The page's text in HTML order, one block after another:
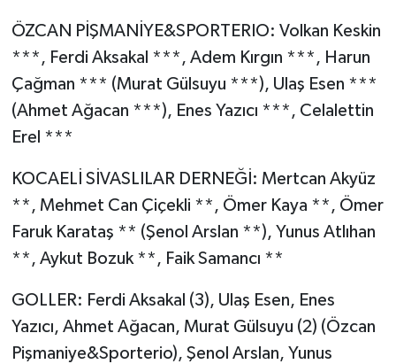
ÖZCAN PİŞMANİYE&SPORTERIO: Volkan Keskin
***, Ferdi Aksakal ***, Adem Kırgın ***, Harun
Çağman *** (Murat Gülsuyu ***), Ulaş Esen ***
(Ahmet Ağacan ***), Enes Yazıcı ***, Celalettin
Erel ***
KOCAELİ SİVASLILAR DERNEĞİ: Mertcan Akyüz
**, Mehmet Can Çiçekli **, Ömer Kaya **, Ömer
Faruk Karataş ** (Şenol Arslan **), Yunus Atlıhan
**, Aykut Bozuk **, Faik Samancı **
GOLLER: Ferdi Aksakal (3), Ulaş Esen, Enes
Yazıcı, Ahmet Ağacan, Murat Gülsuyu (2) (Özcan
Pişmaniye&Sporterio), Şenol Arslan, Yunus